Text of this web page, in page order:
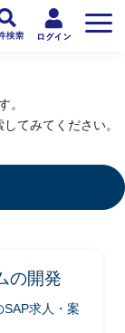
。
てみてください。
の開発
SAP求人・案